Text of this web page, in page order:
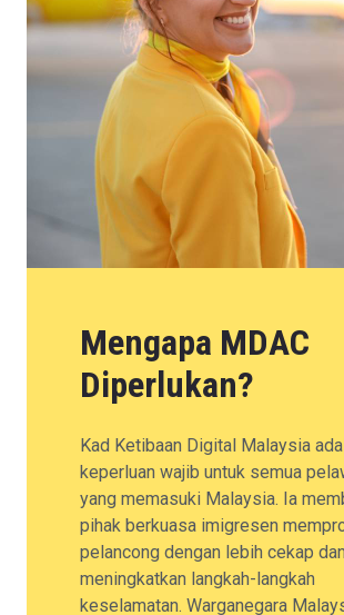
Mengapa MDAC
Diperlukan?
Kad Ketibaan Digital Malaysia
keperluan wajib untuk semua
yang memasuki Malaysia. Ia
pihak berkuasa imigresen
pelancong dengan lebih cekap dan
meningkatkan langkah-langkah
keselamatan. Warganegara